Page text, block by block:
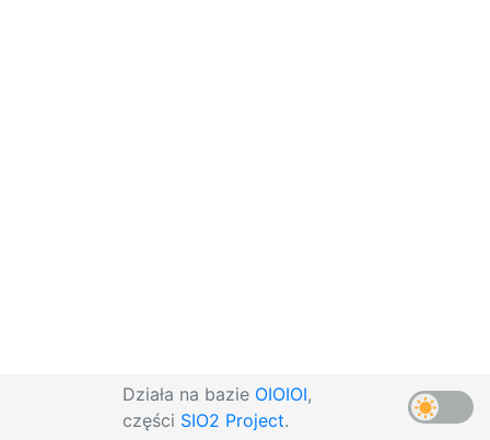
Działa na bazie OIOIOI,
części SIO2 Project.